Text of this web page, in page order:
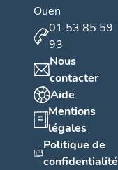
Ouen
01 53 85 59
93
Nous
contacter
Aide
Mentions
légales
Politique de
confidentialité